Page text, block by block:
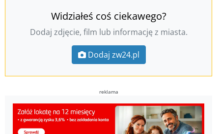
Widziałeś coś ciekawego?
Dodaj zdjęcie, film lub informację z miasta.
Dodaj zw24.pl
reklama